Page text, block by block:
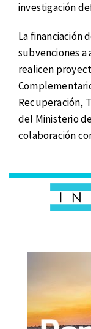
investigación
La financiación
subvenciones
realicen
Recuperación,
del Ministerio
colaboración